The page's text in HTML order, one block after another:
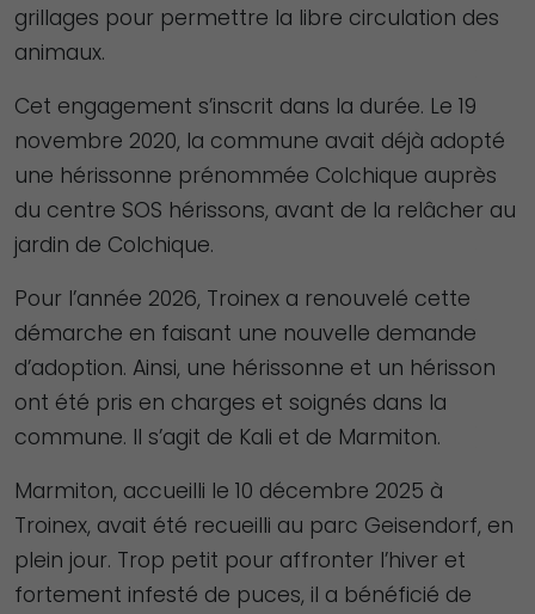
grillages pour permettre la libre circulation des
animaux.
Cet engagement s’inscrit dans la durée. Le 19
novembre 2020, la commune avait déjà adopté
une hérissonne prénommée Colchique auprès
du centre SOS hérissons, avant de la relâcher au
jardin de Colchique.
Pour l’année 2026, Troinex a renouvelé cette
démarche en faisant une nouvelle demande
d’adoption. Ainsi, une hérissonne et un hérisson
ont été pris en charges et soignés dans la
commune. Il s’agit de Kali et de Marmiton.
Marmiton, accueilli le 10 décembre 2025 à
Troinex, avait été recueilli au parc Geisendorf, en
plein jour. Trop petit pour affronter l’hiver et
fortement infesté de puces, il a bénéficié de